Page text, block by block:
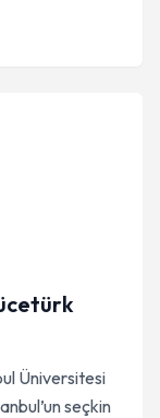
Üniversitesi
seçkin